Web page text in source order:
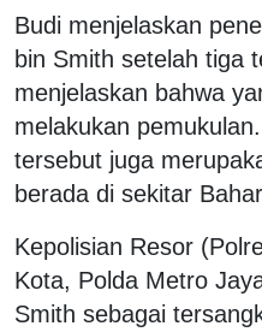
Budi menjelaskan
bin Smith setelah tiga
menjelaskan bahwa
melakukan
tersebut juga
berada di sekitar
Kepolisian Resor
Kota, Polda Metro
Smith sebagai